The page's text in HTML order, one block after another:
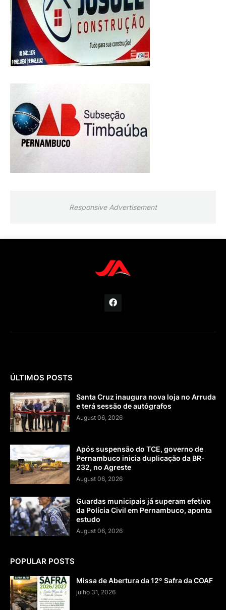
Responsive Advertisement
ÚLTIMOS POSTS
Santa Cruz inaugura nova loja no Arruda
e terá sessão de autógrafos
August 06, 2026
Após suspensão do TCE, governo de
Pernambuco inicia duplicação da BR-
232, no Agreste
August 06, 2026
Guardas municipais já superam efetivo
da Polícia Civil em Pernambuco, aponta
estudo
August 06, 2026
POPULAR POSTS
Missa de Abertura da 12º Safra da COAF
julho 31, 2026